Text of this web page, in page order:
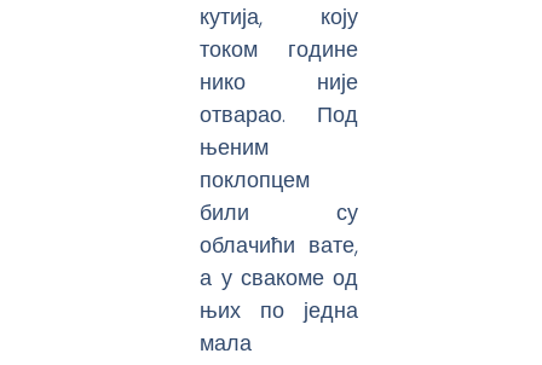
кутија, коју
током године
нико није
отварао. Под
њеним
поклопцем
били су
облачићи вате,
а у свакоме од
њих по једна
мала